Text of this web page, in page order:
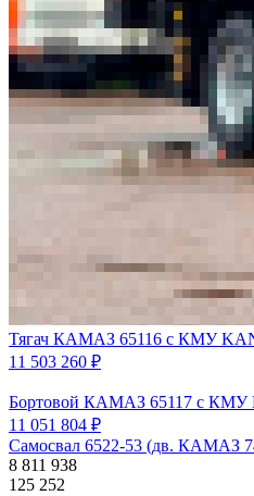
Тягач КАМАЗ 65116 с КМУ
11 503 260 ₽
Бортовой КАМАЗ 65117 с КМУ
11 051 804 ₽
Самосвал 6522-53 (дв. КАМАЗ
8 811 938
125 252